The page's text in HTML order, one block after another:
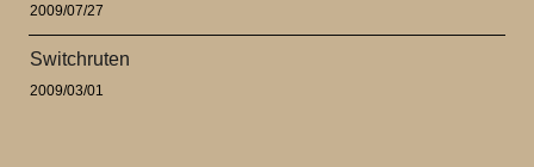
2009/07/27
Switchruten
2009/03/01